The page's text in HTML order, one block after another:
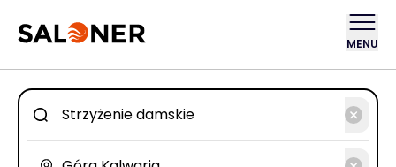
MENU